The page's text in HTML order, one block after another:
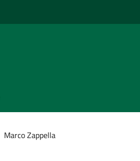
Marco Zappella